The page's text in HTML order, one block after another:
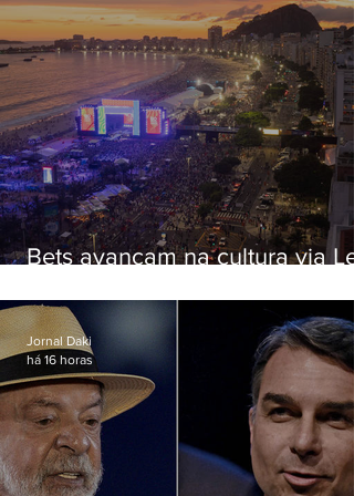
Bets avançam na cultura via Lei
artistas
Jornal Daki
há 16 horas